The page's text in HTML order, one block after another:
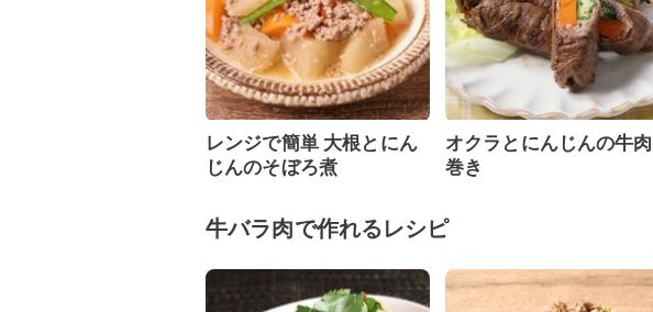
レンジで簡単 大根とにん
じんのそぼろ煮
オクラとにんじんの牛肉
巻き
牛バラ肉で作れるレシピ